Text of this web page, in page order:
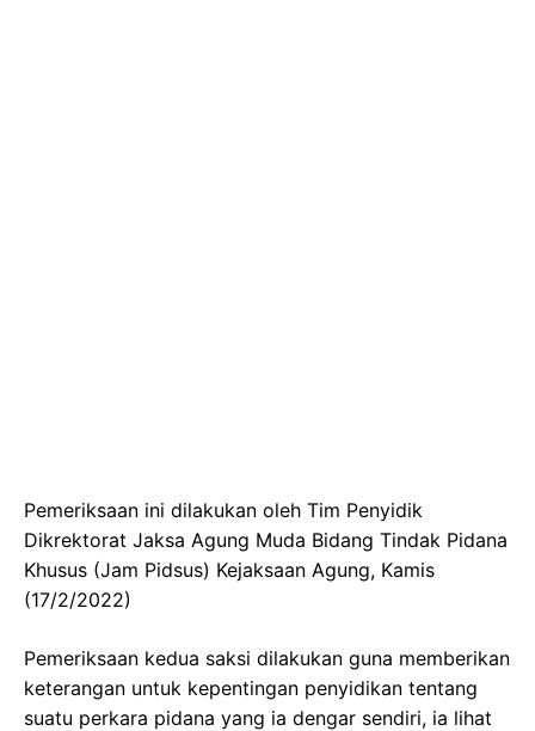
Pemeriksaan ini dilakukan oleh Tim Penyidik
Dikrektorat Jaksa Agung Muda Bidang Tindak Pidana
Khusus (Jam Pidsus) Kejaksaan Agung, Kamis
(17/2/2022)
Pemeriksaan kedua saksi dilakukan guna memberikan
keterangan untuk kepentingan penyidikan tentang
suatu perkara pidana yang ia dengar sendiri, ia lihat